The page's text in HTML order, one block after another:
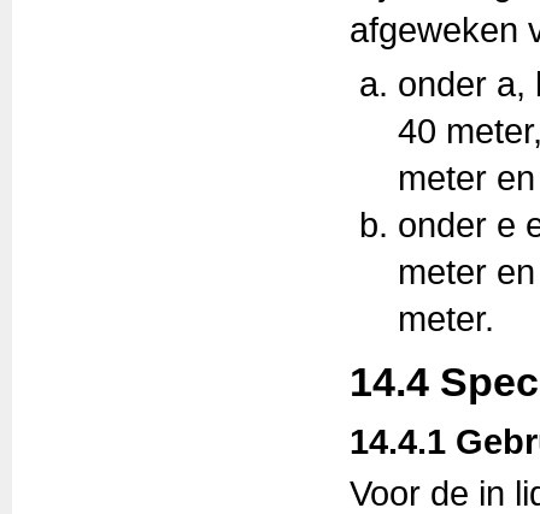
afgeweken
onder a,
40
meter
onder e
meter
meter.
14.4
14.4.1
Voor de in